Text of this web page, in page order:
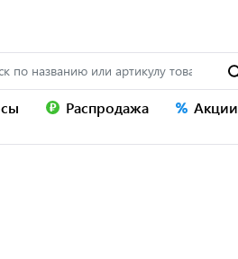
Распродажа Акции